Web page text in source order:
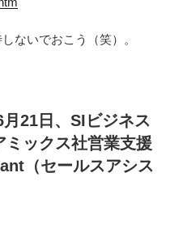
ないでおこう（笑）。
21日、SIビジネス
ックス社営業支援
（セールスアシス